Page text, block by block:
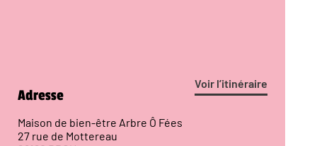
Voir l’itinéraire
Adresse
Maison de bien-être Arbre Ô Fées
27 rue de Mottereau